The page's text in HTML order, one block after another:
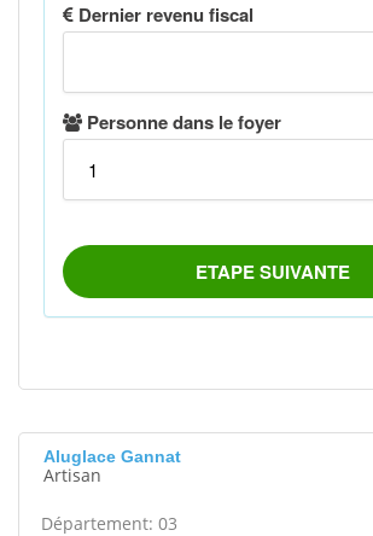
Aluglace Gannat
Artisan
Département: 03